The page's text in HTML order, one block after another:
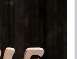
Googleレビュー
1時間くらいで終